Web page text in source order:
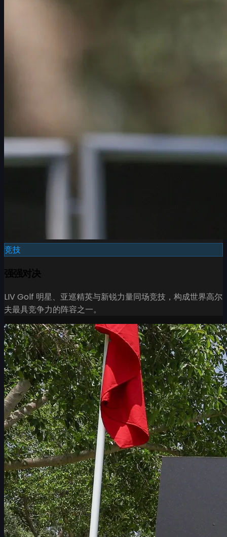
竞技
强强对决
LIV Golf 明星、亚巡精英与新锐力量同场竞技，构成世界高尔
夫最具竞争力的阵容之一。